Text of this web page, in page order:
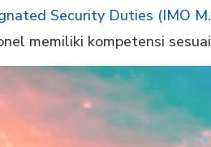
Security Duties (IMO
memiliki kompetensi